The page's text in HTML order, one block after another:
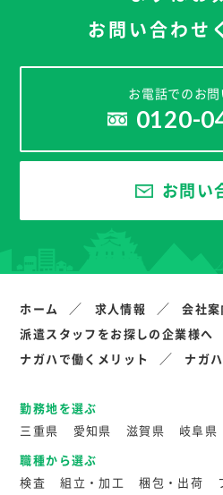
お問い合わせ
お電話でのお
0120-
お問い
ホーム 求人情報
会社案
派遣スタッフをお探しの企業様へ
ナガハで働くメリット
ナガ
勤務地を選ぶ
三重県
愛知県 滋賀県 岐阜県
職種から選ぶ
検査
組立・加工 梱包・出荷